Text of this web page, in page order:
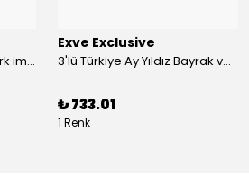
3'lü Mustafa Kemal Atatürk imzalı ve Türkiye Ay Yıldız Bayraklı Kadın Fular Seti
Exve Exclusive
3'lü Türkiye Ay Yıldız Bayrak ve Mustafa Kemal Atatürk imzalı Kırmızı Siyah Yaka Mendili Seti
₺ 733.01
1 Renk